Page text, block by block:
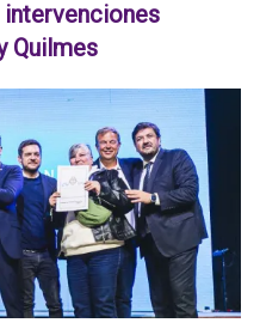
intervenciones
Quilmes